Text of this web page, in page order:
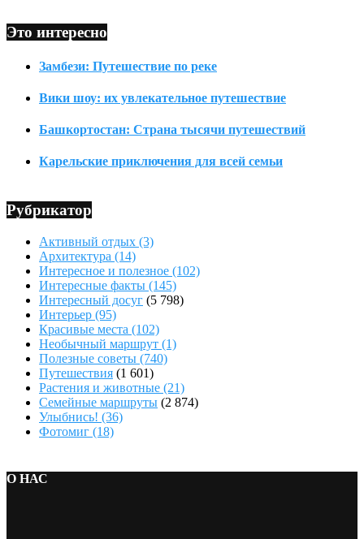
Это интересно
Замбези: Путешествие по реке
Вики шоу: их увлекательное путешествие
Башкортостан: Страна тысячи путешествий
Карельские приключения для всей семьи
Рубрикатор
Активный отдых (3)
Архитектура (14)
Интересное и полезное (102)
Интересные факты (145)
Интересный досуг (5 798)
Интерьер (95)
Красивые места (102)
Необычный маршрут (1)
Полезные советы (740)
Путешествия (1 601)
Растения и животные (21)
Семейные маршруты (2 874)
Улыбнись! (36)
Фотомиг (18)
О НАС